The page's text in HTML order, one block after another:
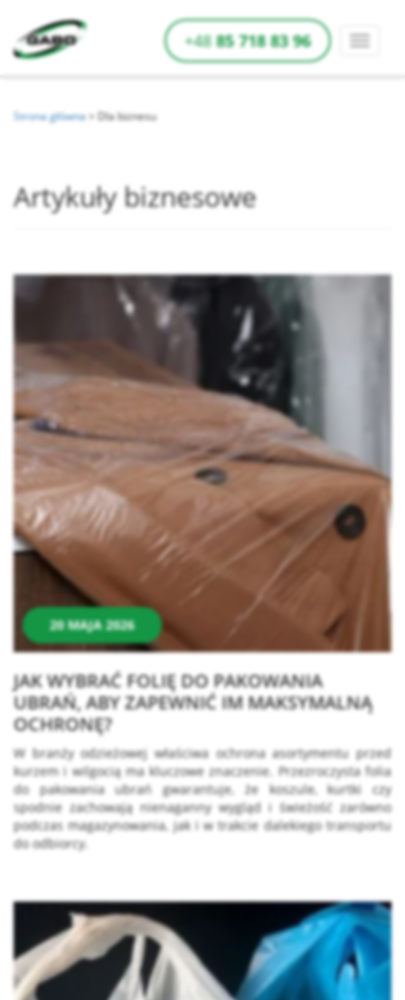
+4885 718 83 96
Strona główna> Dla biznesu
Artykuły biznesowe
20 MAJA 2026
JAK WYBRAĆ FOLIĘ DO PAKOWANIA
UBRAŃ, ABY ZAPEWNIĆ IM MAKSYMALNĄ
OCHRONĘ?
W branży odzieżowej właściwa ochrona asortymentu przed
kurzem i wilgocią ma kluczowe znaczenie. Przezroczysta folia
do pakowania ubrań gwarantuje, że koszule, kurtki czy
spodnie zachowają nienaganny wygląd i świeżość zarówno
podczas magazynowania, jak i w trakcie dalekiego transportu
do odbiorcy.